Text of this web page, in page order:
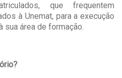
que frequentem
à Unemat, para a execução
sua área de formação.